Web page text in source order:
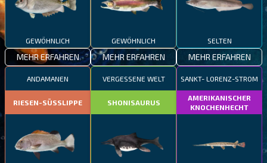
GEWÖHNLICH
MEHR ERFAHREN
GEWÖHNLICH
MEHR ERFAHREN
SELTEN
MEHR ERFAHREN
ANDAMANEN
RIESEN-SÜSSLIPPE
VERGESSENE WELT
SHONISAURUS
SANKT- LORENZ-STROM
AMERIKANISCHER
KNOCHENHECHT